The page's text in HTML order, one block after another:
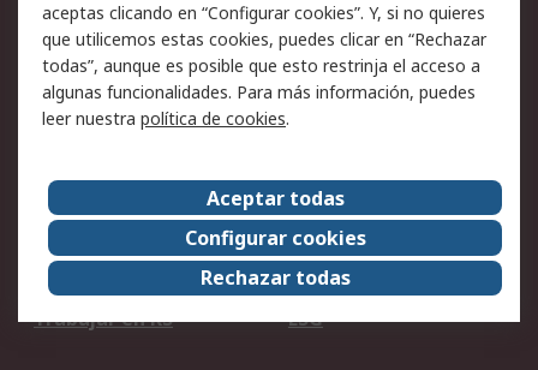
Aviso legal
Política de privacidad -
Actualizada
Política sobre cookies
Seguridad de emails
Certificaciones de
Condiciones de venta
Acerca de RS
Acerca de RS
RS Group
RS en el mundo
Sala de prensa
Trabajar en RS
ESG
aceptas clicando en “Configurar cookies”. Y, si no quieres
que utilicemos estas cookies, puedes clicar en “Rechazar
todas”, aunque es posible que esto restrinja el acceso a
algunas funcionalidades. Para más información, puedes
leer nuestra política de cookies.
Aceptar todas
Configurar cookies
Rechazar todas